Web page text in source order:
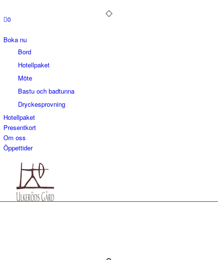
0
Boka nu
Bord
Hotellpaket
Möte
Bastu och badtunna
Dryckesprovning
Hotellpaket
Presentkort
Om oss
Öppettider